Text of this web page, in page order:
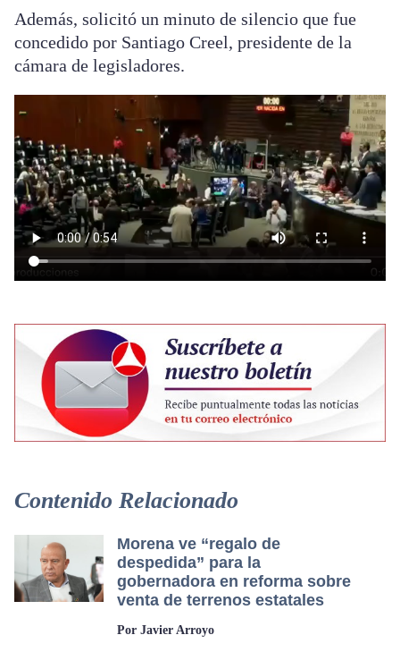
Además, solicitó un minuto de silencio que fue
concedido por Santiago Creel, presidente de la
cámara de legisladores.
Contenido Relacionado
Morena ve “regalo de
despedida” para la
gobernadora en reforma sobre
venta de terrenos estatales
Por Javier Arroyo